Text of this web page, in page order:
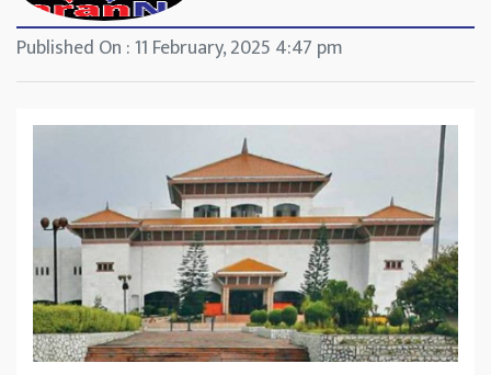
Published On : 11 February, 2025 4:47 pm